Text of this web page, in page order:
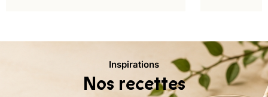
Inspirations
Nos recettes